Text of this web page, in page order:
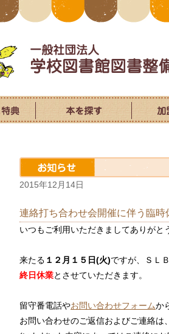
2015年12月14日
連絡打ち合わせ会開催に伴う臨時
いつもご利用いただきましてありがと
来たる １２月１５日(火)ですが、ＳＬ
終日休業とさせていただきます。
留守番電話やお問い合わせフォームか
お問い合わせのご返信およびご連絡